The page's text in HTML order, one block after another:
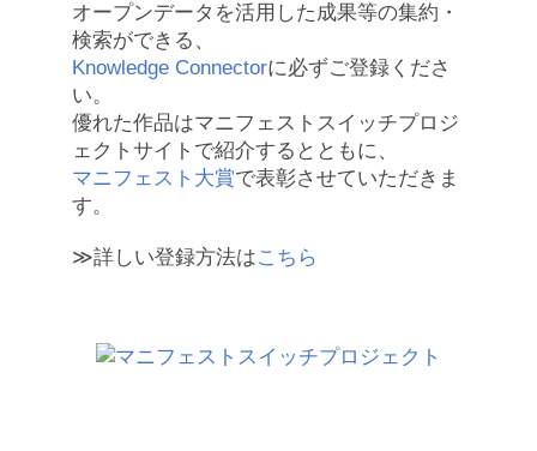
オープンデータを活用した成果等の集約・
検索ができる、
Knowledge Connectorに必ずご登録くださ
い。
優れた作品はマニフェストスイッチプロジ
ェクトサイトで紹介するとともに、
マニフェスト大賞で表彰させていただきま
す。
≫詳しい登録方法はこちら